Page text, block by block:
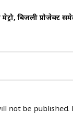
बिजली प्रोजेक्ट
not be published.